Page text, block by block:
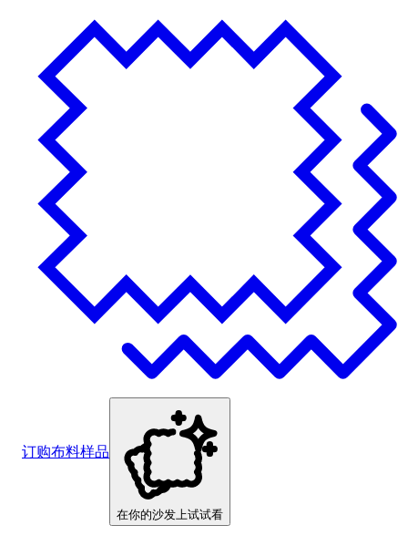
订购布料样品
在你的沙发上试试看